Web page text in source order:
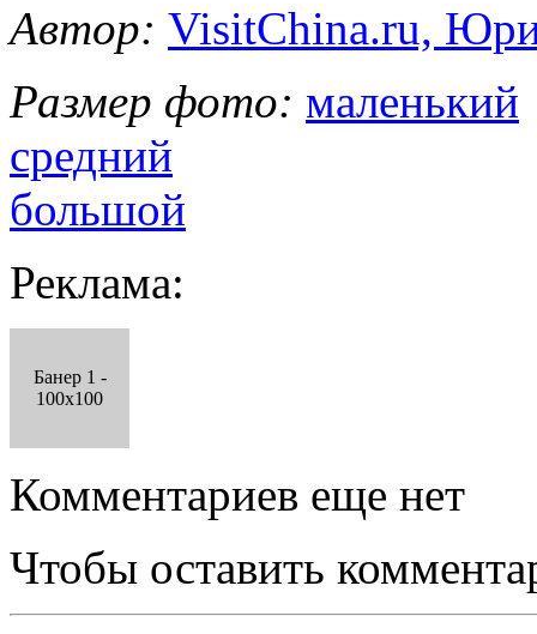
Автор: VisitChina.ru,
Размер фото: маленький
средний
большой
Реклама:
Банер 1 -
100x100
Комментариев еще нет
Чтобы оставить